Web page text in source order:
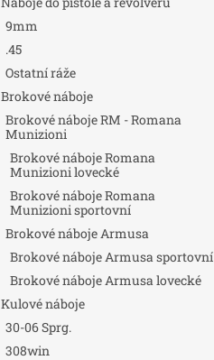
9mm
.45
Ostatní ráže
Brokové náboje
Brokové náboje RM - Romana
Munizioni
Brokové náboje Romana
Munizioni lovecké
Brokové náboje Romana
Munizioni sportovní
Brokové náboje Armusa
Brokové náboje Armusa sportovní
Brokové náboje Armusa lovecké
Kulové náboje
30-06 Sprg.
308win